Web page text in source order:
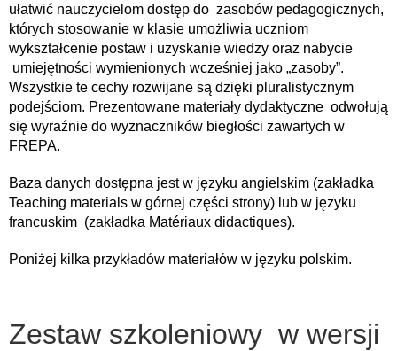
ułatwić nauczycielom dostęp do zasobów pedagogicznych,
których stosowanie w klasie umożliwia uczniom
wykształcenie postaw i uzyskanie wiedzy oraz nabycie
umiejętności wymienionych wcześniej jako „zasoby”.
Wszystkie te cechy rozwijane są dzięki pluralistycznym
podejściom. Prezentowane materiały dydaktyczne odwołują
się wyraźnie do wyznaczników biegłości zawartych w
FREPA.
Baza danych dostępna jest w języku angielskim (zakładka
Teaching materials w górnej części strony) lub w języku
francuskim (zakładka Matériaux didactiques).
Poniżej kilka przykładów materiałów w języku polskim.
Zestaw szkoleniowy w wersji